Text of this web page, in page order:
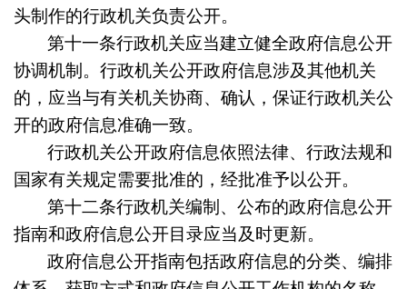
头制作的行政机关负责公开。
第十一条行政机关应当建立健全政府信息公开
协调机制。行政机关公开政府信息涉及其他机关
的，应当与有关机关协商、确认，保证行政机关公
开的政府信息准确一致。
行政机关公开政府信息依照法律、行政法规和
国家有关规定需要批准的，经批准予以公开。
第十二条行政机关编制、公布的政府信息公开
指南和政府信息公开目录应当及时更新。
政府信息公开指南包括政府信息的分类、编排